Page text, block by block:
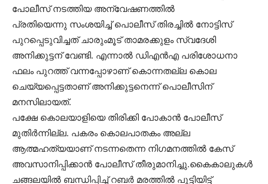
പോലീസ് നടത്തിയ അന്വേഷണത്തിൽ
പ്രതിയെന്നു സംശയിച്ച് പൊലീസ് തിരച്ചിൽ നോട്ടിസ്
പുറപ്പെടുവിച്ചത് ചാരുംമൂട് താമരക്കുളം സ്വദേശി
അനിക്കുട്ടന് വേണ്ടി. എന്നാൽ ഡിഎൻഎ പരിശോധനാ
ഫലം പുറത്ത് വന്നപ്പോഴാണ് കൊന്നതല്ല കൊല
ചെയ്യപ്പെട്ടതാണ് അനിക്കുട്ടനെന്ന് പൊലീസിന്
മനസിലായത്.
പക്ഷേ കൊലയാളിയെ തിരിക്കി പോകാൻ പോലീസ്
മുതിർന്നില്ല. പകരം കൊലപാതകം അല്ല
ആത്മഹത്യയാണ് നടന്നതെന്ന നിഗമനത്തിൽ കേസ്
അവസാനിപ്പിക്കാൻ പോലീസ് തീരുമാനിച്ചു.കൈകാലുകൾ
ചങ്ങലയിൽ ബന്ധിപ്പിച്ച് റബർ മരത്തിൽ പൂട്ടിയിട്ട്